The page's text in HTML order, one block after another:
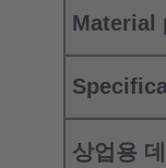
Material
상업용